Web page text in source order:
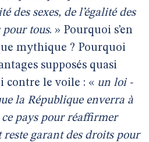
des sexes, de l’égalité des
pour tous. » Pourquoi s’en
mythique ? Pourquoi
supposés quasi
contre le voile : « un loi -
la République enverra à
ce pays pour réaffirmer
reste garant des droits pour